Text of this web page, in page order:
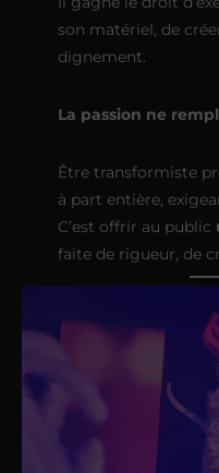
son matériel, de
dignement.
La passion ne
Être transformiste
à part entière,
C’est offrir au public
faite de rigueur, de